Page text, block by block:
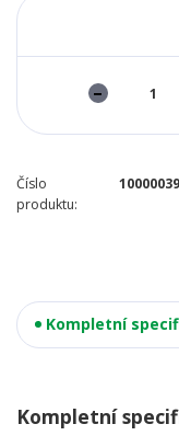
Číslo
produktu:
10000039
Kompletní
Kompletní